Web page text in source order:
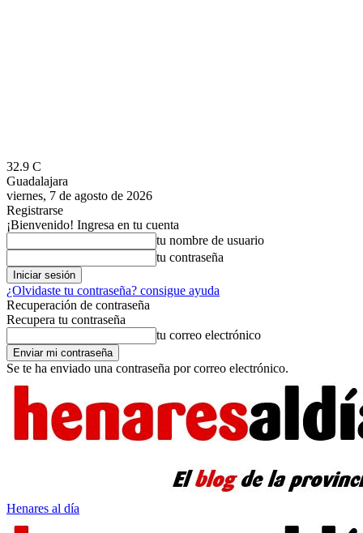
32.9 C
Guadalajara
viernes, 7 de agosto de 2026
Registrarse
¡Bienvenido! Ingresa en tu cuenta
tu nombre de usuario
tu contraseña
¿Olvidaste tu contraseña? consigue ayuda
Recuperación de contraseña
Recupera tu contraseña
tu correo electrónico
Se te ha enviado una contraseña por correo electrónico.
Henares al día